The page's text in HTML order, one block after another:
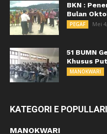
BKN :
Bulan
PEGAF Mei
51 BUMN
Khusus
MANOKWARI
KATEGORI E
MANOKWARI